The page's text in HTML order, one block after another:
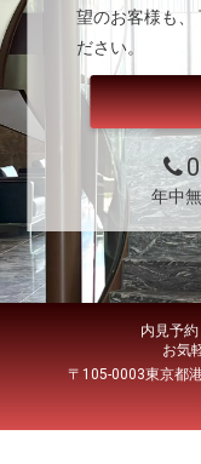
望のお客様も、
ださい。
年中
内見予
お気
〒105-0003東京都